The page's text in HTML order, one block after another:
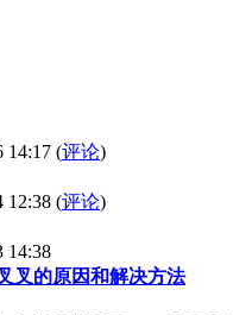
14:17 (评论)
12:38 (评论)
14:38
叉的原因和解决方法